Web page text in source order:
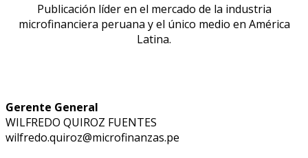
Publicación líder en el mercado de la industria
microfinanciera peruana y el único medio en América
Latina.
Gerente General
WILFREDO QUIROZ FUENTES
wilfredo.quiroz@microfinanzas.pe